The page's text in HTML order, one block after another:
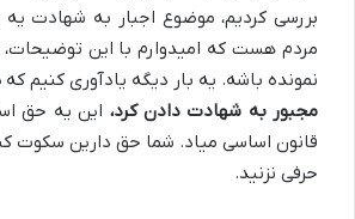
بررسی کردیم، موضوع اجبار به شهادت یه
مردم هست که امیدوارم با این توضیحات،
نمونده باشه. یه بار دیگه یادآوری کنیم که
مجبور به شهادت دادن کرد، این یه حق
قانون اساسی میاد. شما حق دارین سکوت
حرفی نزنید.